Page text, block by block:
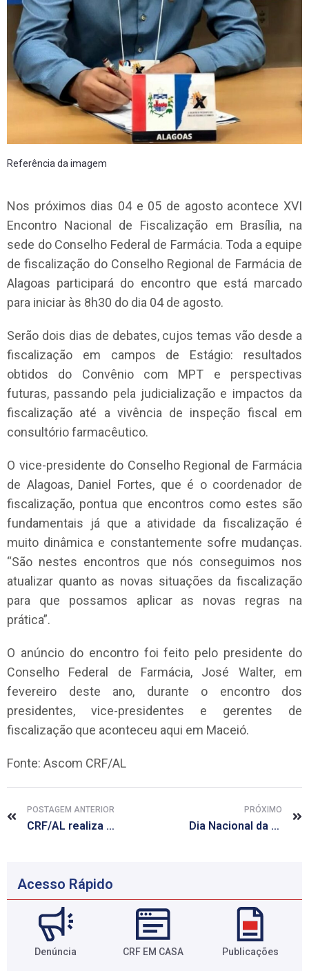
Referência da imagem
Nos próximos dias 04 e 05 de agosto acontece XVI
Encontro Nacional de Fiscalização em Brasília, na
sede do Conselho Federal de Farmácia. Toda a equipe
de fiscalização do Conselho Regional de Farmácia de
Alagoas participará do encontro que está marcado
para iniciar às 8h30 do dia 04 de agosto.
Serão dois dias de debates, cujos temas vão desde a
fiscalização em campos de Estágio: resultados
obtidos do Convênio com MPT e perspectivas
futuras, passando pela judicialização e impactos da
fiscalização até a vivência de inspeção fiscal em
consultório farmacêutico.
O vice-presidente do Conselho Regional de Farmácia
de Alagoas, Daniel Fortes, que é o coordenador de
fiscalização, pontua que encontros como estes são
fundamentais já que a atividade da fiscalização é
muito dinâmica e constantemente sofre mudanças.
“São nestes encontros que nós conseguimos nos
atualizar quanto as novas situações da fiscalização
para que possamos aplicar as novas regras na
prática”.
O anúncio do encontro foi feito pelo presidente do
Conselho Federal de Farmácia, José Walter, em
fevereiro deste ano, durante o encontro dos
presidentes, vice-presidentes e gerentes de
fiscalização que aconteceu aqui em Maceió.
Fonte: Ascom CRF/AL
POSTAGEM ANTERIOR
CRF/AL realiza atendimentos de saúde na comunidade do Vergel do Lago
PRÓXIMO
Dia Nacional da Farmácia: Drª Eline Baracho fala sobre a importância deste estabelecimento na promoção da saúde
Acesso Rápido
Denúncia CRF EM CASA Publicações